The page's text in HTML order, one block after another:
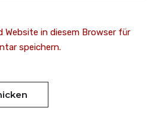
Website in diesem Browser für
speichern.